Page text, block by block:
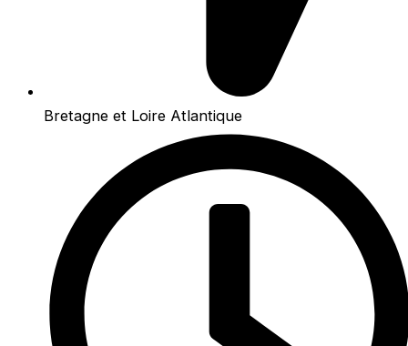
Bretagne et Loire Atlantique